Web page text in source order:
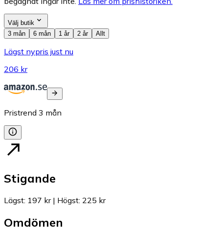
Välj butik
3 mån
6 mån 1 år 2 år Allt
Lägst nypris just nu
206 kr
Pristrend 3 mån
Stigande
Lägst: 197 kr| Högst: 225 kr
Omdömen